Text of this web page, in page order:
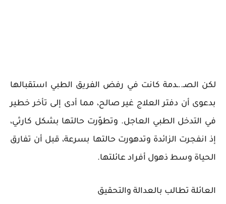
لكن الصـ..ـدمة كانت في رفض الفريق الطبي استقبالها
بدعوى أن دفتر العلاج غير صالح، مما أدى إلى تأخر خطير
في التدخل الطبي العاجل. وتطوّرت حالتها بشكل كارثي،
إذ انفجرت الزائدة وتدهورت حالتها بسرعة، قبل أن تفارق
الحياة وسط ذهول أفراد عائلتها.
العائلة تطالب بالعدالة والتحقيق